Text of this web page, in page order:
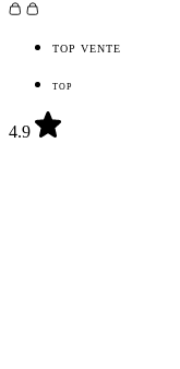
TOP VENTE
TOP
4.9